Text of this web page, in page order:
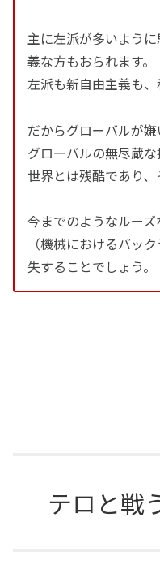
主に左派が多いよう
義な方もおられます。
左派も新自由主義も、
だからグローバルが
グローバルの無尽蔵な
世界とは残酷であり、
今までのようなルーズ
（機械におけるバッ
失することでしょう。
テロと戦